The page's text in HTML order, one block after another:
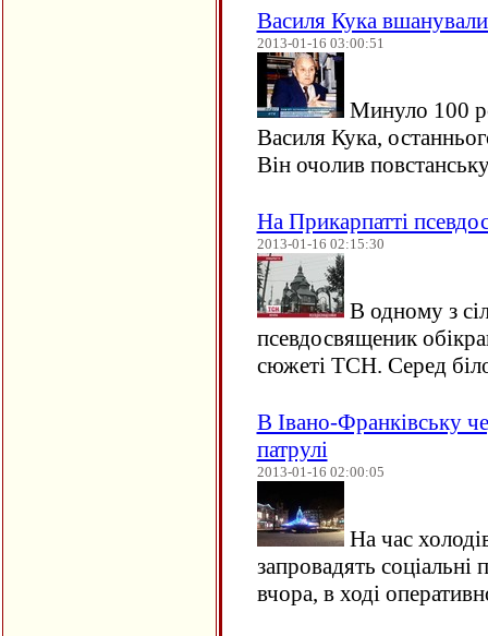
Василя Кука
2013-01-16 03:00:51
Минуло 100
Василя Кука,
Він очолив
На Прикарпатті
2013-01-16 02:15:30
В одному з
псевдосвященик
сюжеті ТСН. Серед
В Івано-Франківську
патрулі
2013-01-16 02:00:05
На час
запровадять соціальні
вчора, в ході